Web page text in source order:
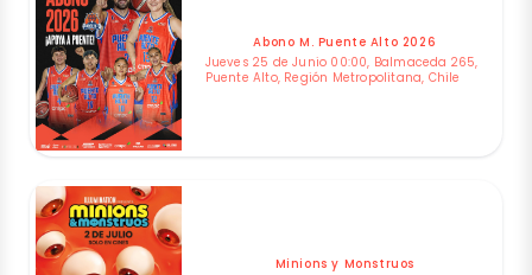
Abono M. Puente Alto 2026
Jueves 25 de Junio 00:00, Balmaceda 265,
Puente Alto, Región Metropolitana, Chile
Minions y Monstruos